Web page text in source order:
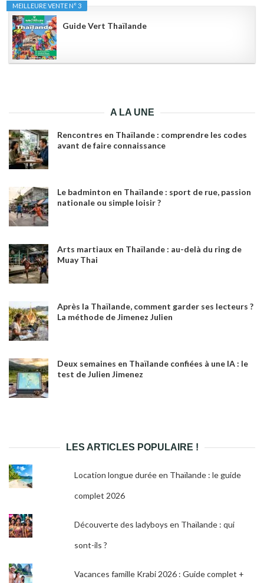
MEILLEURE VENTE N° 3
Guide Vert Thaïlande
A LA UNE
Rencontres en Thaïlande : comprendre les codes
avant de faire connaissance
Le badminton en Thaïlande : sport de rue, passion
nationale ou simple loisir ?
Arts martiaux en Thaïlande : au-delà du ring de
Muay Thai
Après la Thaïlande, comment garder ses lecteurs ?
La méthode de Jimenez Julien
Deux semaines en Thaïlande confiées à une IA : le
test de Julien Jimenez
LES ARTICLES POPULAIRE !
Location longue durée en Thaïlande : le guide
complet 2026
Découverte des ladyboys en Thaïlande : qui
sont-ils ?
Vacances famille Krabi 2026 : Guide complet +